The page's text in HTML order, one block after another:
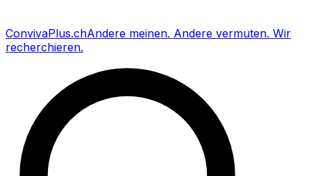
ConvivaPlus.chAndere meinen. Andere vermuten. Wir
recherchieren.